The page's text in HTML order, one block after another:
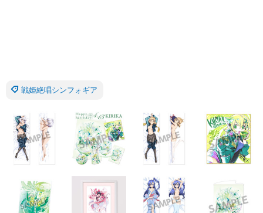
戦姫絶唱シンフォギア